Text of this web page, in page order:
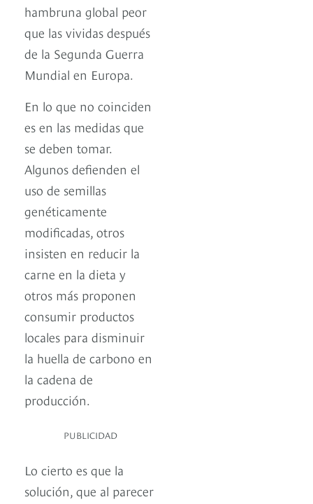
hambruna global peor
que las vividas después
de la Segunda Guerra
Mundial en Europa.
En lo que no coinciden
es en las medidas que
se deben tomar.
Algunos defienden el
uso de semillas
genéticamente
modificadas, otros
insisten en reducir la
carne en la dieta y
otros más proponen
consumir productos
locales para disminuir
la huella de carbono en
la cadena de
producción.
PUBLICIDAD
Lo cierto es que la
solución, que al parecer